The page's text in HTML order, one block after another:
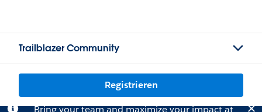
Trailblazer Community
Registrieren
Bring your team and maximize your impact at